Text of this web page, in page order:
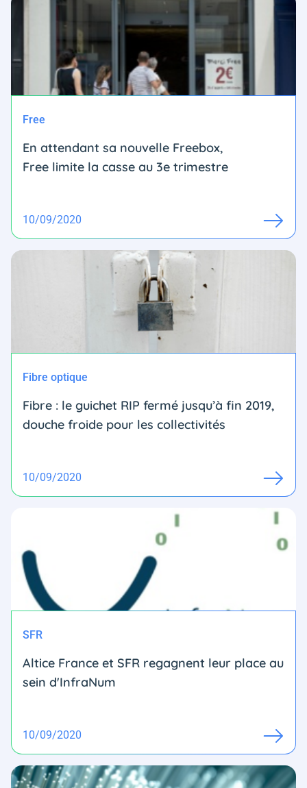
Free
En attendant sa nouvelle Freebox,
Free limite la casse au 3e trimestre
10/09/2020
Fibre optique
Fibre : le guichet RIP fermé jusqu’à fin 2019,
douche froide pour les collectivités
10/09/2020
SFR
Altice France et SFR regagnent leur place au
sein d'InfraNum
10/09/2020